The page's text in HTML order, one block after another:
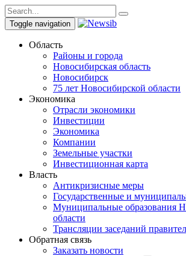
Toggle navigation
Область
Районы и города
Новосибирская область
Новосибирск
75 лет Новосибирской области
Экономика
Отрасли экономики
Инвестиции
Экономика
Компании
Земельные участки
Инвестиционная карта
Власть
Антикризисные меры
Государственные и
Муниципальные образования
области
Трансляции заседаний
Обратная связь
Заказать новости